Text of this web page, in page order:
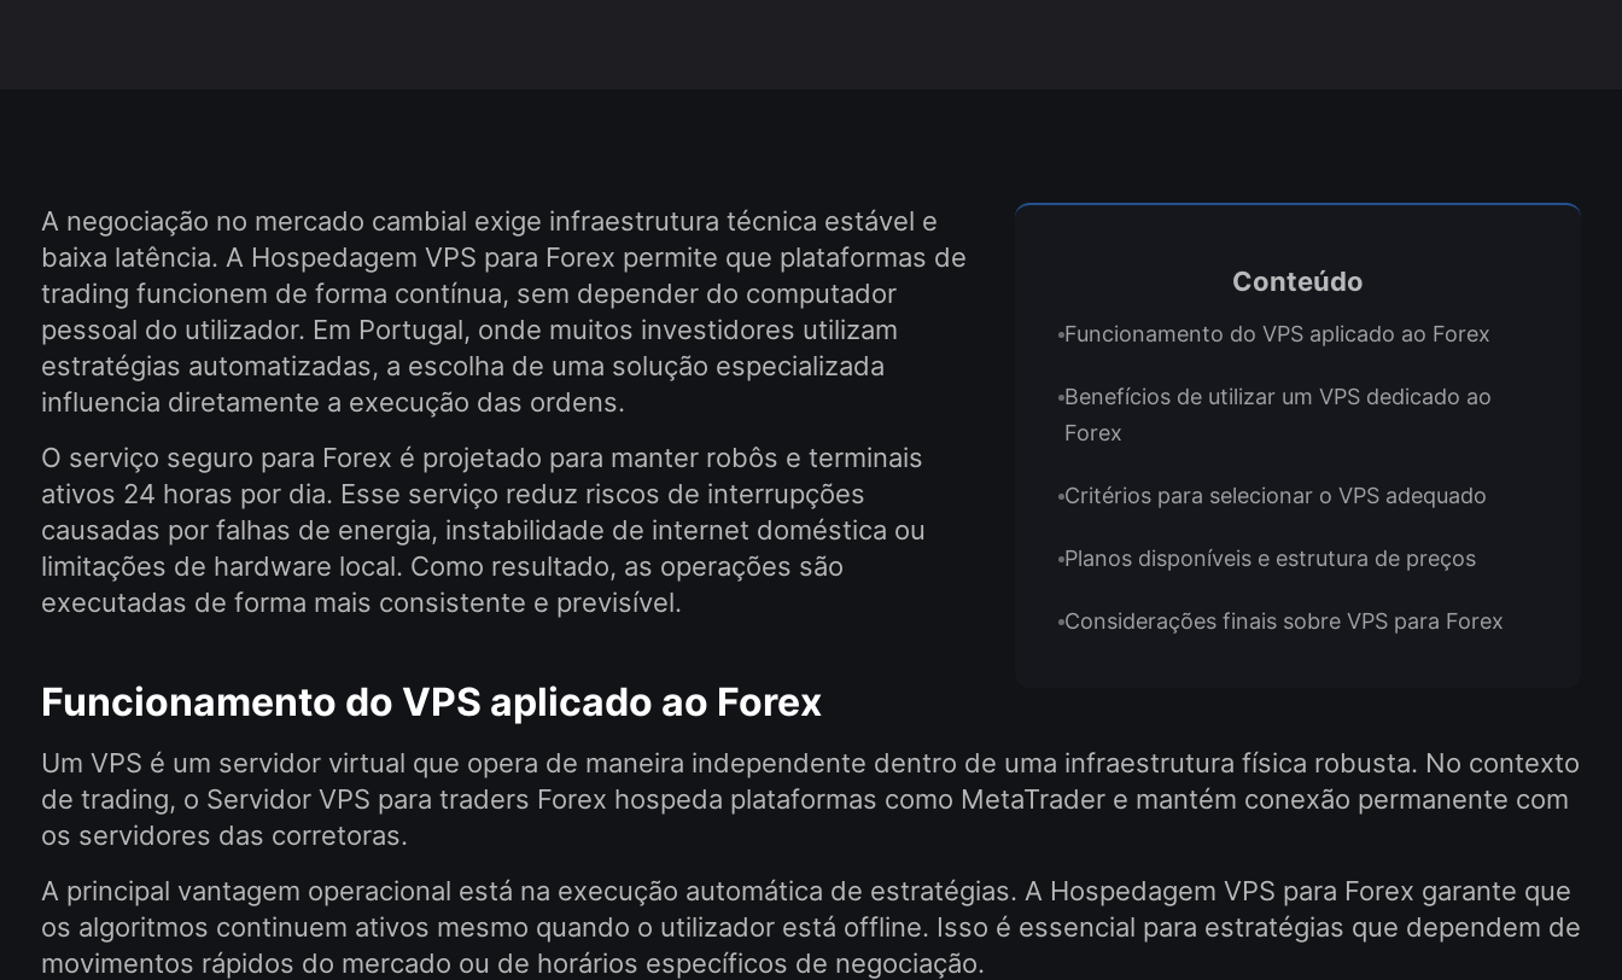
Conteúdo
Funcionamento do VPS aplicado ao Forex
Benefícios de utilizar um VPS dedicado ao
Forex
Critérios para selecionar o VPS adequado
Planos disponíveis e estrutura de preços
Considerações finais sobre VPS para Forex
A negociação no mercado cambial exige infraestrutura técnica estável e
baixa latência. A Hospedagem VPS para Forex permite que plataformas de
trading funcionem de forma contínua, sem depender do computador
pessoal do utilizador. Em Portugal, onde muitos investidores utilizam
estratégias automatizadas, a escolha de uma solução especializada
influencia diretamente a execução das ordens.
O serviço seguro para Forex é projetado para manter robôs e terminais
ativos 24 horas por dia. Esse serviço reduz riscos de interrupções
causadas por falhas de energia, instabilidade de internet doméstica ou
limitações de hardware local. Como resultado, as operações são
executadas de forma mais consistente e previsível.
Funcionamento do VPS aplicado ao Forex
Um VPS é um servidor virtual que opera de maneira independente dentro de uma infraestrutura física robusta. No contexto
de trading, o Servidor VPS para traders Forex hospeda plataformas como MetaTrader e mantém conexão permanente com
os servidores das corretoras.
A principal vantagem operacional está na execução automática de estratégias. A Hospedagem VPS para Forex garante que
os algoritmos continuem ativos mesmo quando o utilizador está offline. Isso é essencial para estratégias que dependem de
movimentos rápidos do mercado ou de horários específicos de negociação.